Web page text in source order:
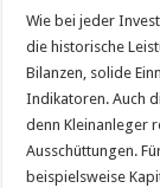
Wie bei jeder
die historische
Bilanzen, solide
Indikatoren. Auch
denn Kleinanleger
Ausschüttungen.
beispielsweise